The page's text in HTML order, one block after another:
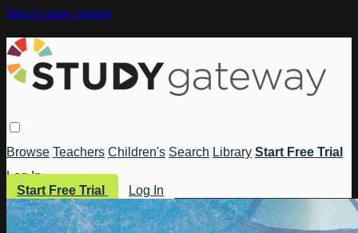
Skip to main content
Browse Teachers Children's Search Library Start Free Trial
Log In
Start Free Trial
Log In